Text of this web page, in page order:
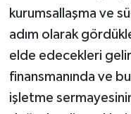
kurumsallaşma ve
adım olarak
elde edecekleri geliri
finansmanında ve
işletme